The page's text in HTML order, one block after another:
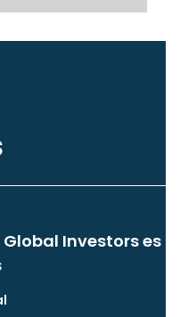
Investors es